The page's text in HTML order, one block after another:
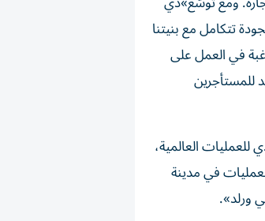
تتكامل مع بنيتنا
في العمل على
للمستأجرين
العالمية،
في مدينة
ورلد».